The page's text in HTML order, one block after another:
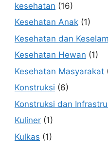
kesehatan (16)
Kesehatan Anak (1)
Kesehatan dan
Kesehatan Hewan (1)
Kesehatan Masyarakat
Konstruksi (6)
Konstruksi dan
Kuliner (1)
Kulkas (1)